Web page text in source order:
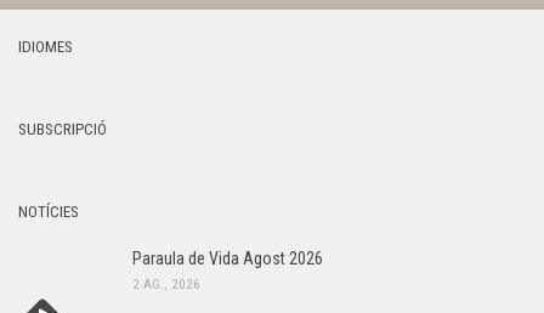
IDIOMES
SUBSCRIPCIÓ
NOTÍCIES
Paraula de Vida Agost 2026
2 AG., 2026